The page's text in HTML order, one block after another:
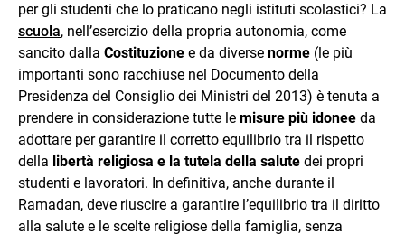
per gli studenti che lo praticano negli istituti scolastici? La
scuola, nell’esercizio della propria autonomia, come
sancito dalla Costituzione e da diverse norme (le più
importanti sono racchiuse nel Documento della
Presidenza del Consiglio dei Ministri del 2013) è tenuta a
prendere in considerazione tutte le misure più idonee da
adottare per garantire il corretto equilibrio tra il rispetto
della libertà religiosa e la tutela della salute dei propri
studenti e lavoratori. In definitiva, anche durante il
Ramadan, deve riuscire a garantire l’equilibrio tra il diritto
alla salute e le scelte religiose della famiglia, senza